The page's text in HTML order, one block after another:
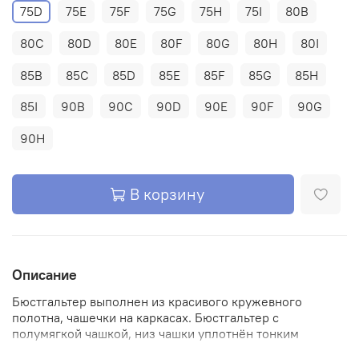
75D 75E 75F 75G 75H 75I
80B
80C
80D 80E 80F 80G 80H
80I
85B
85C 85D 85E 85F 85G
85H
85I
90B 90C 90D 90E 90F
90G
90H
В корзину
Описание
Бюстгальтер выполнен из красивого кружевного
полотна, чашечки на каркасах. Бюстгальтер с
полумягкой чашкой, низ чашки уплотнён тонким